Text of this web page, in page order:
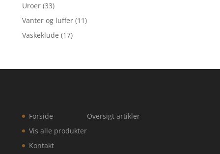
Uroer (33)
Vanter og luffer (11)
Vaskeklude (17)
Forside
Vis alle produkter
Kontakt
Oversigt artikler